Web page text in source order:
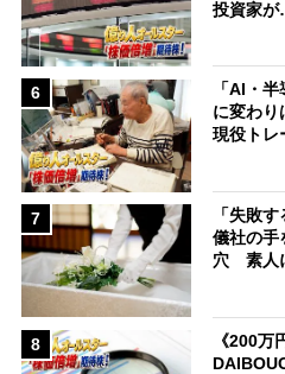
投資家
6
「AI・
に変わり
現役ト
7
「失敗
儀社の手
穴 素人
8
《200